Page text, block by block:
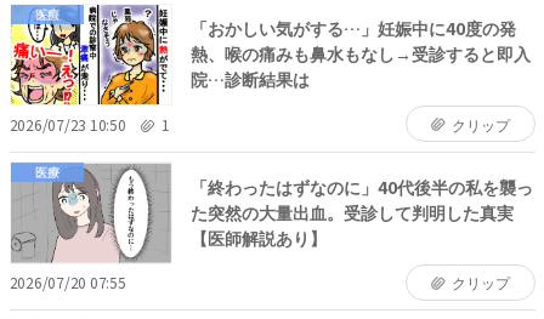
医療
「おかしい気がする…」妊娠中に40度の発
熱、喉の痛みも鼻水もなし→受診すると即入
院…診断結果は
2026/07/23 10:50 1 クリップ
医療
「終わったはずなのに」40代後半の私を襲っ
た突然の大量出血。受診して判明した真実
【医師解説あり】
2026/07/20 07:55 クリップ